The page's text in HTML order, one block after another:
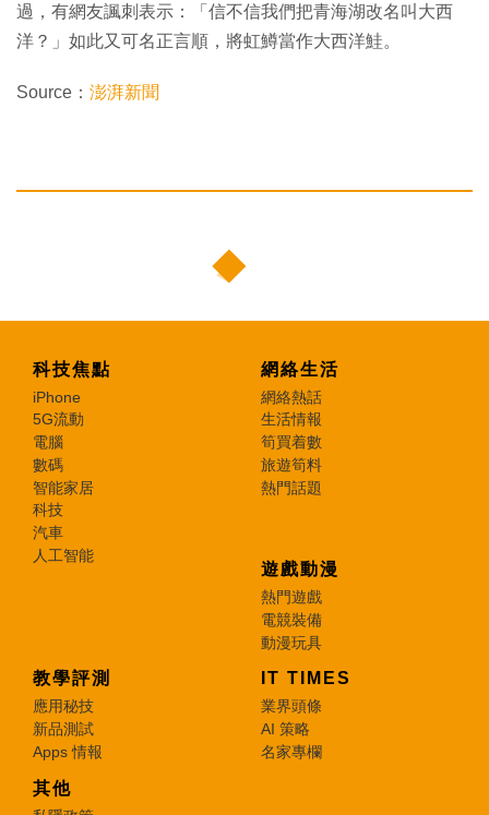
過，有網友諷刺表示：「信不信我們把青海湖改名叫大西
洋？」如此又可名正言順，將虹鱒當作大西洋鮭。
Source： 澎湃新聞
科技焦點
iPhone
5G流動
電腦
數碼
智能家居
科技
汽車
人工智能
網絡生活
網絡熱話
生活情報
筍買着數
旅遊筍料
熱門話題
遊戲動漫
熱門遊戲
電競裝備
動漫玩具
教學評測
應用秘技
新品測試
Apps 情報
IT TIMES
業界頭條
AI 策略
名家專欄
其他